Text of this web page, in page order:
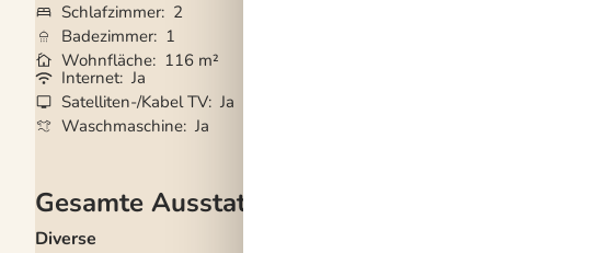
Schlafzimmer 2
Badezimmer 1
Wohnfläche 116 m²
Internet Ja
Satelliten-/Kabel TV Ja
Waschmaschine Ja
Gesamte Ausstattung
Diverse